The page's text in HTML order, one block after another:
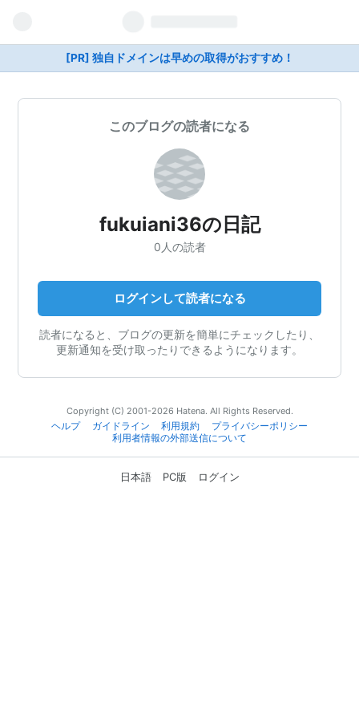
[PR] 独自ドメインは早めの取得がおすすめ！
このブログの読者になる
fukuiani36の日記
0人の読者
ログインして読者になる
読者になると、ブログの更新を簡単にチェックしたり、
更新通知を受け取ったりできるようになります。
Copyright (C) 2001-2026 Hatena. All Rights Reserved.
ヘルプ
ガイドライン 利用規約
プライバシーポリシー
利用者情報の外部送信について
日本語 PC版 ログイン